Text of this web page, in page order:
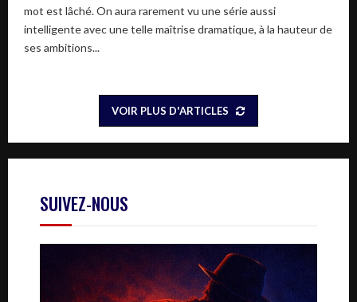
mot est lâché. On aura rarement vu une série aussi
intelligente avec une telle maîtrise dramatique, à la hauteur de
ses ambitions...
VOIR PLUS D'ARTICLES
SUIVEZ-NOUS